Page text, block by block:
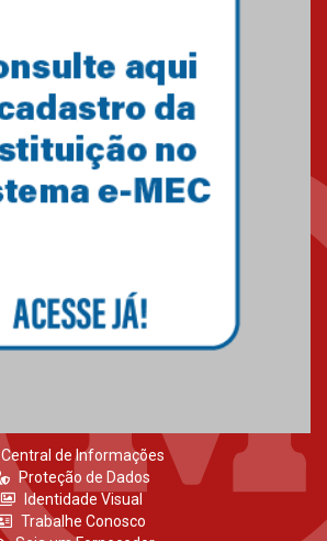
Central de Informações
Proteção de Dados
Identidade Visual
Trabalhe Conosco